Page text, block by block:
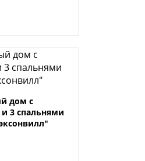
дом с
и 3 спальнями